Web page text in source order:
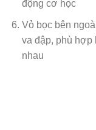
động cơ học
Vỏ bọc bên
va đập, phù hợp
nhau